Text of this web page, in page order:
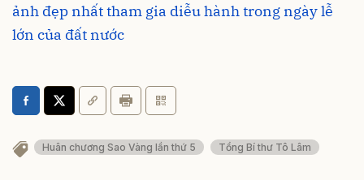
ảnh đẹp nhất tham gia diễu hành trong ngày lễ
lớn của đất nước
Huân chương Sao Vàng lần thứ 5 Tổng Bí thư Tô Lâm